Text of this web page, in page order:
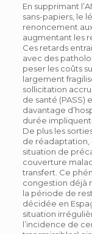
En supprimant
sans-papiers, le
renoncement
augmentant les
Ces retards
avec des
peser les coûts
largement
sollicitation
de santé (PASS)
davantage
durée impliquent
De plus les
de réadaptation,
situation de
couverture
transfert. Ce
congestion déjà
la période de
décidée en
situation
l’incidence de